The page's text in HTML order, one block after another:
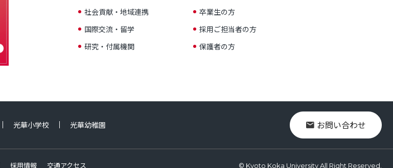
社会貢献・地域連携
国際交流・留学
研究・付属機関
卒業生の方
採用ご担当者の方
保護者の方
光華小学校 光華幼稚園 お問い合わせ
採用情報 交通アクセス © Kyoto Koka University All Right Reserved.